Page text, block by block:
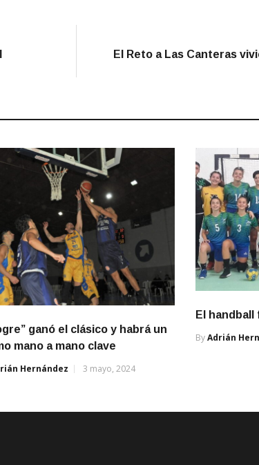
El Reto a Las Canteras
ganó el clásico y habrá un
mano a mano clave
Hernández 3 mayo, 2024
El handball
ByAdrián